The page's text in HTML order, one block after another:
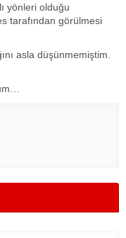
yönleri olduğu
tarafından görülmesi
asla düşünmemiştim.